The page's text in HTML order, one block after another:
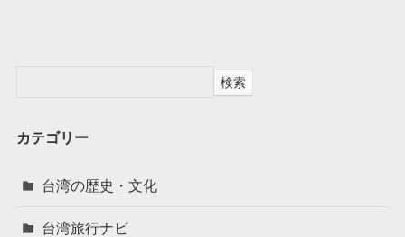
検索
カテゴリー
台湾の歴史・文化
台湾旅行ナビ